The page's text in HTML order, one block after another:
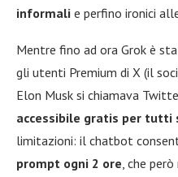
informali e perfino ironici
Mentre fino ad ora Grok è
gli utenti Premium di X (il
Elon Musk si chiamava
accessibile gratis per tutti
limitazioni: il chatbot
prompt ogni 2 ore, che